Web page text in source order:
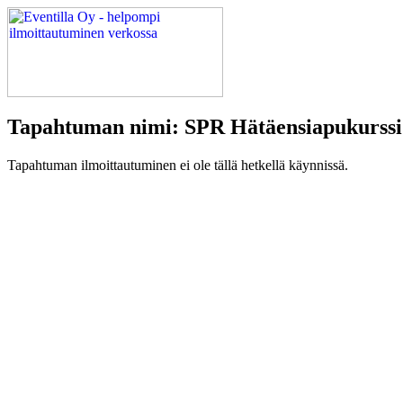
Tapahtuman nimi: SPR
Tapahtuman ilmoittautuminen ei ole tällä hetkellä käynnissä.